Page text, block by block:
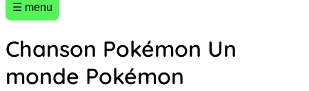
☰ menu
Chanson Pokémon Un
monde Pokémon